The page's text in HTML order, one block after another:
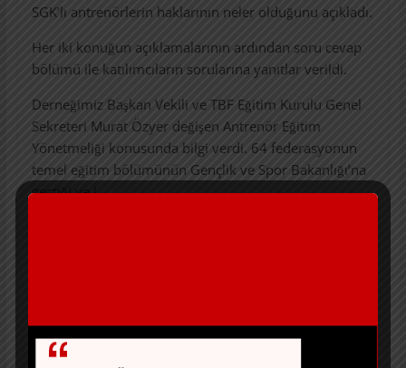
SGK’lı antrenörlerin haklarının neler olduğunu açıkladı.
Her iki konuğun açıklamalarının ardından soru cevap
bölümü ile katılımcıların sorularına yanıtlar verildi.
Derneğimiz Başkan Vekili ve TBF Eğitim Kurulu Genel
Sekreteri Murat Özyer değişen Antrenör Eğitim
Yönetmeliği konusunda bilgi verdi. 64 federasyonun
temel eğitim bölümünün Gençlik ve Spor Bakanlığı’na
geçtiği ve (
İl temsilcileri bölgelerine yönelik bilgilendirme, temel
sorunlar ve altyapı lisans işlemleri hakkında görüşlerini